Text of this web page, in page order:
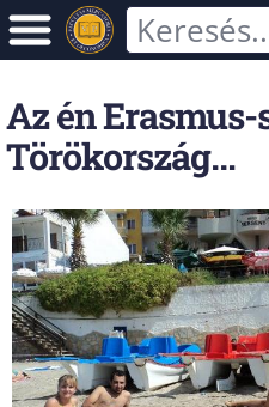
Az én
Törökország…